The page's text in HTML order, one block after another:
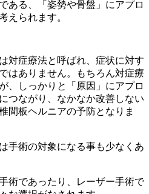
ある、「姿勢や骨盤」にアプロ
えられます。
対症療法と呼ばれ、症状に対す
はありません。もちろん対症療
、しっかりと「原因」にアプロ
つながり、なかなか改善しない
間板ヘルニアの予防となりま
手術の対象になる事も少なくあ
術であったり、レーザー手術で